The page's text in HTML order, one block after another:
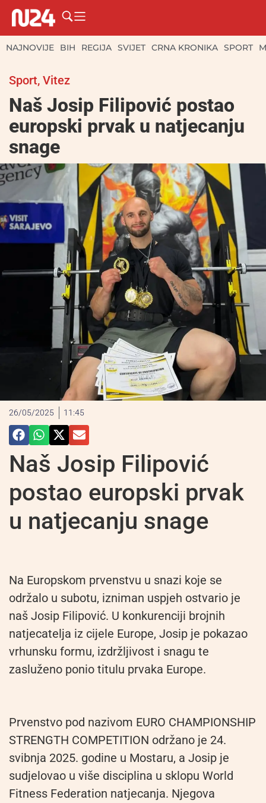
NAJNOVIJE BIH REGIJA SVIJET CRNA KRONIKA SPORT
Sport, Vitez
Naš Josip Filipović postao
europski prvak u natjecanju
snage
26/05/2025 11:45
Naš Josip Filipović
postao europski prvak
u natjecanju snage
Na Europskom prvenstvu u snazi koje se
održalo u subotu, izniman uspjeh ostvario je
naš Josip Filipović. U konkurenciji brojnih
natjecatelja iz cijele Europe, Josip je pokazao
vrhunsku formu, izdržljivost i snagu te
zasluženo ponio titulu prvaka Europe.
Prvenstvo pod nazivom EURO CHAMPIONSHIP
STRENGTH COMPETITION održano je 24.
svibnja 2025. godine u Mostaru, a Josip je
sudjelovao u više disciplina u sklopu World
Fitness Federation natjecanja. Njegova